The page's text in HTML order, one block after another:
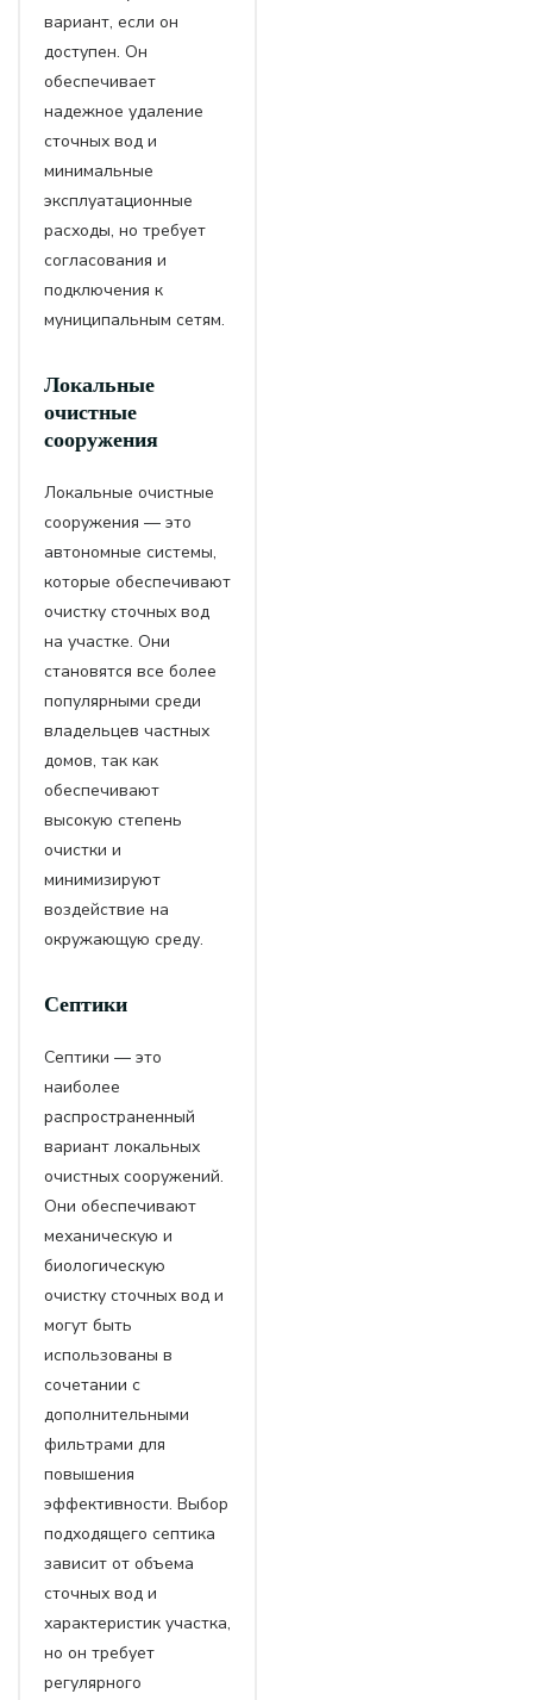
вариант, если он
доступен. Он
обеспечивает
надежное удаление
сточных вод и
минимальные
эксплуатационные
расходы, но требует
согласования и
подключения к
муниципальным сетям.
Локальные
очистные
сооружения
Локальные очистные
сооружения — это
автономные системы,
которые обеспечивают
очистку сточных вод
на участке. Они
становятся все более
популярными среди
владельцев частных
домов, так как
обеспечивают
высокую степень
очистки и
минимизируют
воздействие на
окружающую среду.
Септики
Септики — это
наиболее
распространенный
вариант локальных
очистных сооружений.
Они обеспечивают
механическую и
биологическую
очистку сточных вод и
могут быть
использованы в
сочетании с
дополнительными
фильтрами для
повышения
эффективности. Выбор
подходящего септика
зависит от объема
сточных вод и
характеристик участка,
но он требует
регулярного